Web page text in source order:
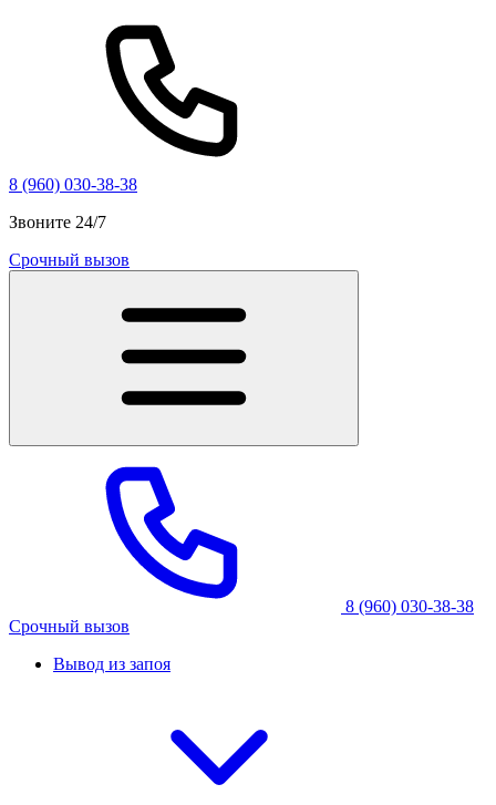
8 (960) 030-38-38
Звоните 24/7
Срочный вызов
8 (960) 030-38-38
Срочный вызов
Вывод из запоя